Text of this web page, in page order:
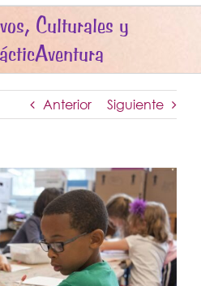
Culturales y
Anterior Siguiente